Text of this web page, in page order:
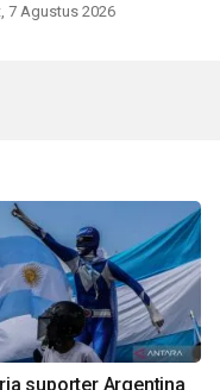
7 Agustus 2026
suporter Argentina